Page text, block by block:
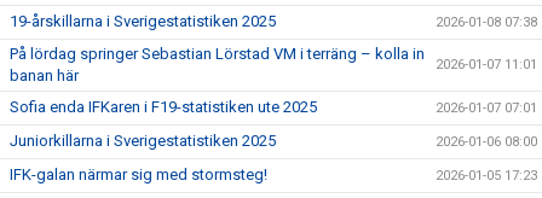
19-årskillarna i Sverigestatistiken 2025 2026-01-08 07:38
På lördag springer Sebastian Lörstad VM i terräng – kolla in
banan här
2026-01-07 11:01
Sofia enda IFKaren i F19-statistiken ute 2025 2026-01-07 07:01
Juniorkillarna i Sverigestatistiken 2025 2026-01-06 08:00
IFK-galan närmar sig med stormsteg! 2026-01-05 17:23